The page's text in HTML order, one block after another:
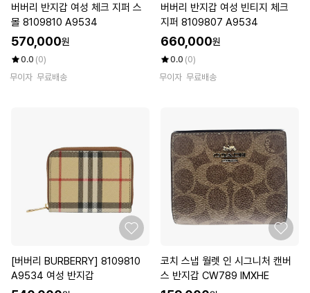
버버리 반지갑 여성 체크 지퍼 스
몰 8109810 A9534
570,000원
0.0 (0)
무이자 무료배송
버버리 반지갑 여성 빈티지 체크
지퍼 8109807 A9534
660,000원
0.0 (0)
무이자 무료배송
[버버리 BURBERRY] 8109810
A9534 여성 반지갑
코치 스냅 월렛 인 시그니처 캔버
스 반지갑 CW789 IMXHE